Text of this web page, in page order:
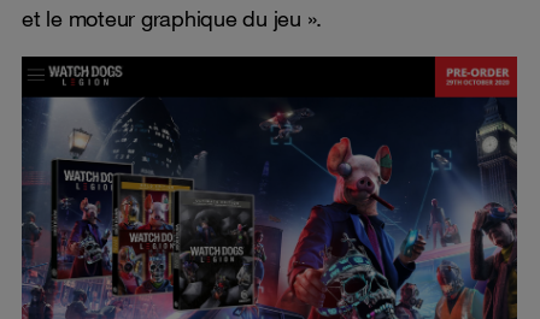
et le moteur graphique du jeu ».